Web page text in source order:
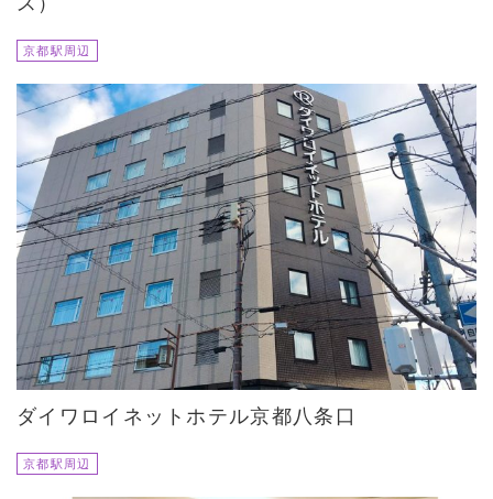
京都駅周辺
ダイワロイネットホテル京都八条口
京都駅周辺